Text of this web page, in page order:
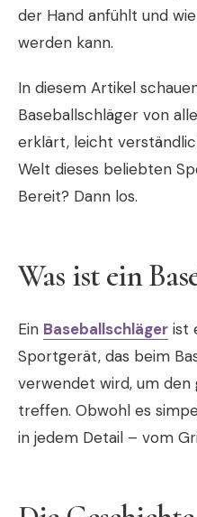
der Hand anfühlt und
werden kann.
In diesem Artikel
Baseballschläger von
erklärt, leicht
Welt dieses beliebten
Bereit? Dann los.
Was ist ein
Ein Baseballschläger ist
Sportgerät, das beim
verwendet wird, um den
treffen. Obwohl es
in jedem Detail – vom